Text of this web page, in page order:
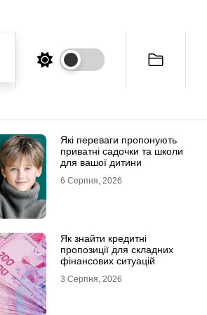
Які переваги пропонують
приватні садочки та школи
для вашої дитини
6 Серпня, 2026
Як знайти кредитні
пропозиції для складних
фінансових ситуацій
3 Серпня, 2026